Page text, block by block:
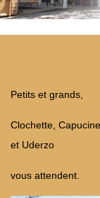
Petits et grands,
Clochette,
et Uderzo
vous attendent.